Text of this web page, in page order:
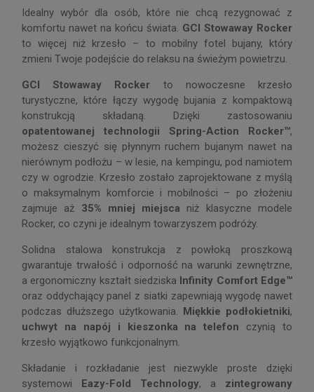
Idealny wybór dla osób, które nie chcą rezygnować z
komfortu nawet na końcu świata. GCI Stowaway Rocker
to więcej niż krzesło – to mobilny fotel bujany, który
zmieni Twoje podejście do relaksu na świeżym powietrzu.
GCI Stowaway Rocker to nowoczesne krzesło
turystyczne, które łączy wygodę bujania z kompaktową
konstrukcją składaną. Dzięki zastosowaniu
opatentowanej technologii Spring-Action Rocker™,
możesz cieszyć się płynnym ruchem bujanym nawet na
nierównym podłożu – w lesie, na kempingu, pod namiotem
czy w ogrodzie. Krzesło zostało zaprojektowane z myślą
o maksymalnym komforcie i mobilności – po złożeniu
zajmuje aż 35% mniej miejsca niż klasyczne modele
Rocker, co czyni je idealnym towarzyszem podróży.
Solidna stalowa konstrukcja z powłoką proszkową
gwarantuje trwałość i odporność na warunki zewnętrzne,
a ergonomiczny kształt siedziska Infinity Comfort Edge™
oraz oddychający panel z siatki zapewniają wygodę nawet
podczas dłuższego użytkowania. Miękkie podłokietniki,
uchwyt na napój i kieszonka na telefon czynią to
krzesło wyjątkowo funkcjonalnym.
Składanie i rozkładanie jest niezwykle proste dzięki
systemowi Eazy-Fold Technology, a zintegrowany